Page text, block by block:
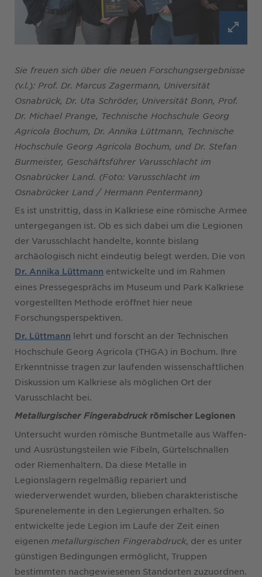
Sie freuen sich über die neuen Forschungsergebnisse
(v.l.): Prof. Dr. Marcus Zagermann, Universität
Osnabrück, Dr. Uta Schröder, Universität Bonn, Prof.
Dr. Michael Prange, Technische Hochschule Georg
Agricola Bochum, Dr. Annika Lüttmann, Technische
Hochschule Georg Agricola Bochum, und Dr. Stefan
Burmeister, Geschäftsführer Varusschlacht im
Osnabrücker Land. (Foto: Varusschlacht im
Osnabrücker Land / Hermann Pentermann)
Es ist unstrittig, dass in Kalkriese eine römische Armee
untergegangen ist. Ob es sich dabei um die Legionen
der Varusschlacht handelte, konnte bislang
archäologisch nicht eindeutig belegt werden. Die von
Dr. Annika Lüttmann entwickelte und im Rahmen
eines Pressegesprächs im Museum und Park Kalkriese
vorgestellten Methode eröffnet hier neue
Forschungsperspektiven.
Dr. Lüttmann lehrt und forscht an der Technischen
Hochschule Georg Agricola (THGA) in Bochum. Ihre
Erkenntnisse tragen zur laufenden wissenschaftlichen
Diskussion um Kalkriese als möglichen Ort der
Varusschlacht bei.
Metallurgischer Fingerabdruckrömischer Legionen
Untersucht wurden römische Buntmetalle aus Waffen-
und Ausrüstungsteilen wie Fibeln, Gürtelschnallen
oder Riemenhaltern. Da diese Metalle in
Legionslagern regelmäßig repariert und
wiederverwendet wurden, blieben charakteristische
Spurenelemente in den Legierungen erhalten. So
entwickelte jede Legion im Laufe der Zeit einen
eigenen metallurgischen Fingerabdruck, der es unter
günstigen Bedingungen ermöglicht, Truppen
bestimmten nachgewiesenen Standorten zuzuordnen.